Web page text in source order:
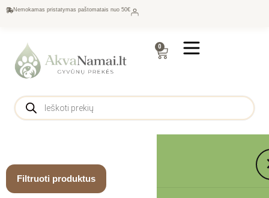
Nemokamas pristatymas paštomatais nuo 50€
0
Filtruoti produktus